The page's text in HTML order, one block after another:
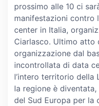
prossimo alle 10 ci
manifestazioni contro
center in Italia,
Ciarlasco. Ultimo atto
organizzazione dal
incontrollata di data
l’intero territorio della
la regione è
del Sud Europa per la